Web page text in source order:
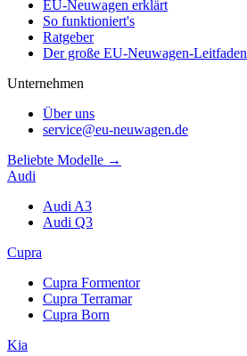
EU-Neuwagen erklärt
So funktioniert's
Ratgeber
Der große EU-Neuwagen-Leitfaden
Unternehmen
Über uns
service@eu-neuwagen.de
Beliebte Modelle →
Audi
Audi A3
Audi Q3
Cupra
Cupra Formentor
Cupra Terramar
Cupra Born
Kia